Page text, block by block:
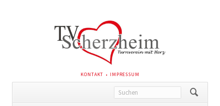
NAVIGATION
ÜBERSPRINGEN
KONTAKT IMPRESSUM